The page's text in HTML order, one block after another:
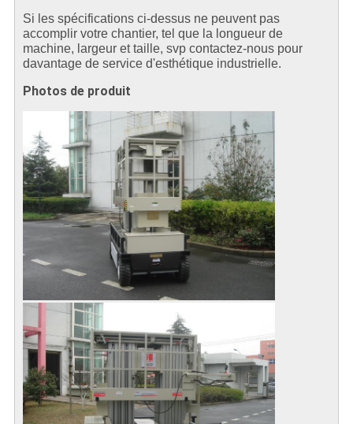
Si les spécifications ci-dessus ne peuvent pas
accomplir votre chantier, tel que la longueur de
machine, largeur et taille, svp contactez-nous pour
davantage de service d'esthétique industrielle.
Photos de produit